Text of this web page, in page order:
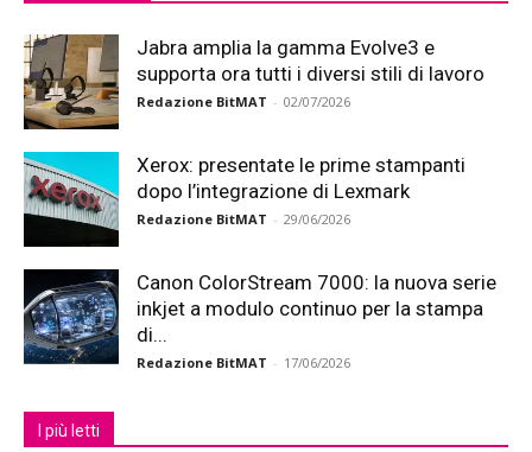
Jabra amplia la gamma Evolve3 e
supporta ora tutti i diversi stili di lavoro
Redazione BitMAT - 02/07/2026
Xerox: presentate le prime stampanti
dopo l’integrazione di Lexmark
Redazione BitMAT - 29/06/2026
Canon ColorStream 7000: la nuova serie
inkjet a modulo continuo per la stampa
di...
Redazione BitMAT - 17/06/2026
I più letti